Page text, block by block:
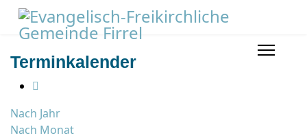
Terminkalender
Nach Jahr
Nach Monat